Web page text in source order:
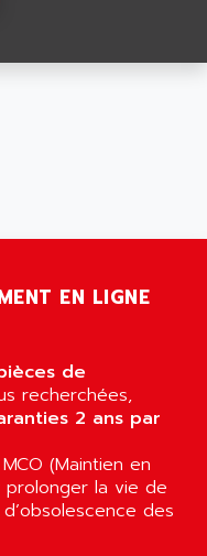
EN LIGNE
de
recherchées,
2 ans par
(Maintien en
prolonger la vie de
des